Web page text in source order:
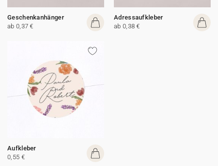
Geschenkanhänger
ab 0,37 €
Adressaufkleber
ab 0,38 €
Aufkleber
0,55 €